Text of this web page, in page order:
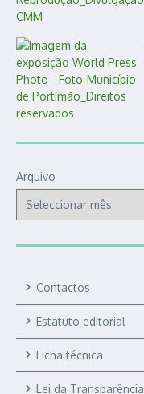
Arquivo
Contactos
Estatuto editorial
Ficha técnica
Lei da Transparência